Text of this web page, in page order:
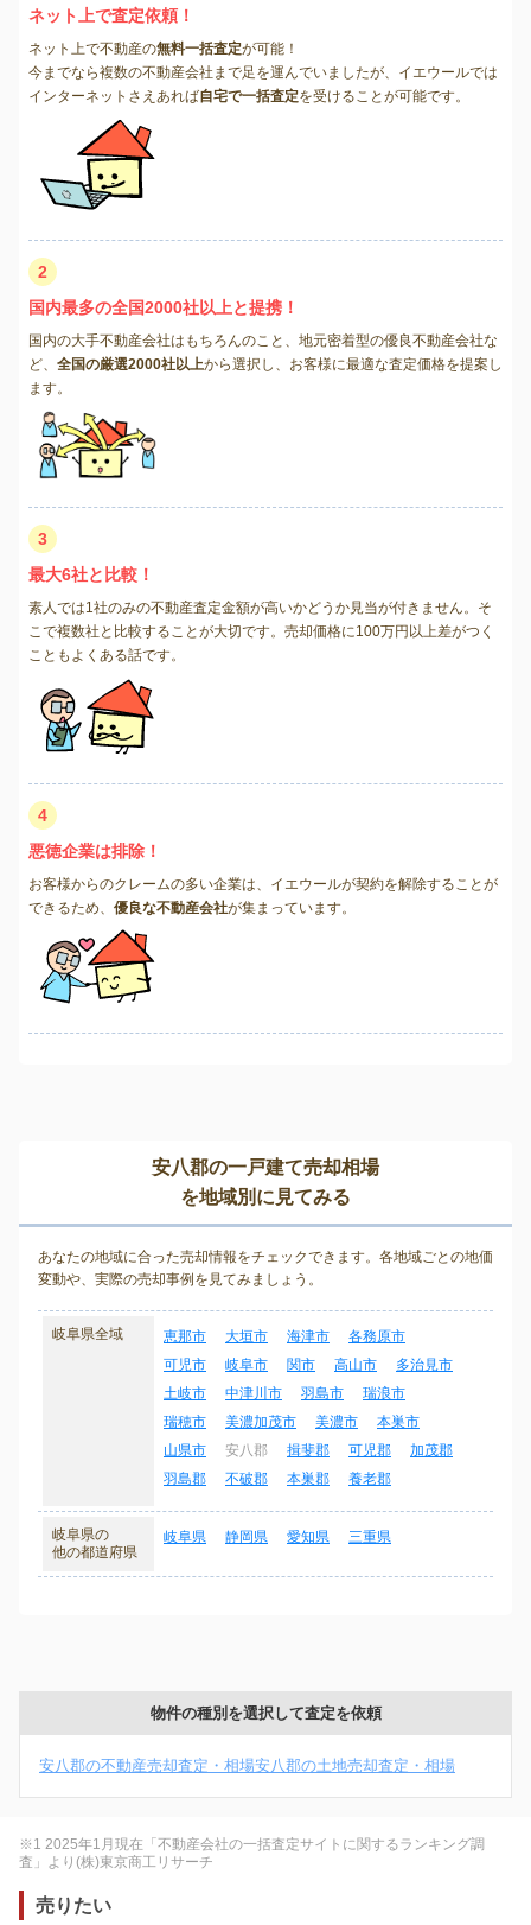
ネット上で査定依頼！
ネット上で不動産の無料一括査定が可能！
今までなら複数の不動産会社まで足を運んでいましたが、イエウールでは
インターネットさえあれば自宅で一括査定を受けることが可能です。
2
国内最多の全国2000社以上と提携！
国内の大手不動産会社はもちろんのこと、地元密着型の優良不動産会社な
ど、 全国の厳選2000社以上から選択し、お客様に最適な査定価格を提案し
ます。
3
最大6社と比較！
素人では1社のみの不動産査定金額が高いかどうか見当が付きません。そ
こで複数社と比較することが大切です。売却価格に100万円以上差がつく
こともよくある話です。
4
悪徳企業は排除！
お客様からのクレームの多い企業は、イエウールが契約を解除することが
できるため、 優良な不動産会社が集まっています。
安八郡の一戸建て売却相場
を地域別に見てみる
あなたの地域に合った売却情報をチェックできます。各地域ごとの地価
変動や、実際の売却事例を見てみましょう。
岐阜県全域 恵那市 大垣市 海津市
各務原市
可児市
岐阜市 関市 高山市
多治見市
土岐市
中津川市 羽島市
瑞浪市
瑞穂市
美濃加茂市 美濃市
本巣市
山県市
安八郡 揖斐郡 可児郡
加茂郡
羽島郡
不破郡 本巣郡 養老郡
岐阜県の
他の都道府県
岐阜県 静岡県 愛知県 三重県
物件の種別を選択して査定を依頼
安八郡の不動産売却査定・相場安八郡の土地売却査定・相場
※1 2025年1月現在「不動産会社の一括査定サイトに関するランキング調
査」より(株)東京商工リサーチ
売りたい